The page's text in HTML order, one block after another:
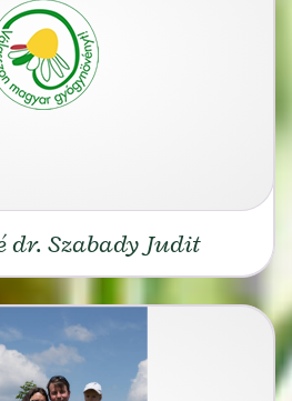
Szabady Judit